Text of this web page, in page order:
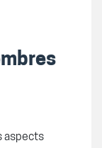
aspects